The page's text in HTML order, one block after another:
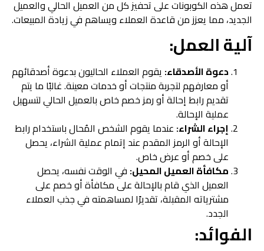
تعمل هذه الكوبونات على تحفيز كل من العميل الحالي والعميل
الجديد، مما يعزز من قاعدة العملاء ويساهم في زيادة المبيعات.
آلية العمل:
دعوة الأصدقاء:يقوم العملاء الحاليون بدعوة أصدقائهم
أو معارفهم لتجربة منتجات أو خدمات معينة. غالبًا ما يتم
تقديم رابط إحالة أو رمز خصم خاص بالعميل الحالي لتسهيل
عملية الإحالة.
إجراء الشراء:عندما يقوم الشخص المُحال باستخدام رابط
الإحالة أو الرمز المقدم عند إتمام عملية الشراء، يحصل
على خصم أو عرض خاص.
مكافأة العميل المحيل:في الوقت نفسه، يحصل
العميل الذي قام بالإحالة على مكافأة أو خصم على
مشترياته المقبلة، تقديرًا لمساهمته في جذب العملاء
الجدد.
الفوائد: